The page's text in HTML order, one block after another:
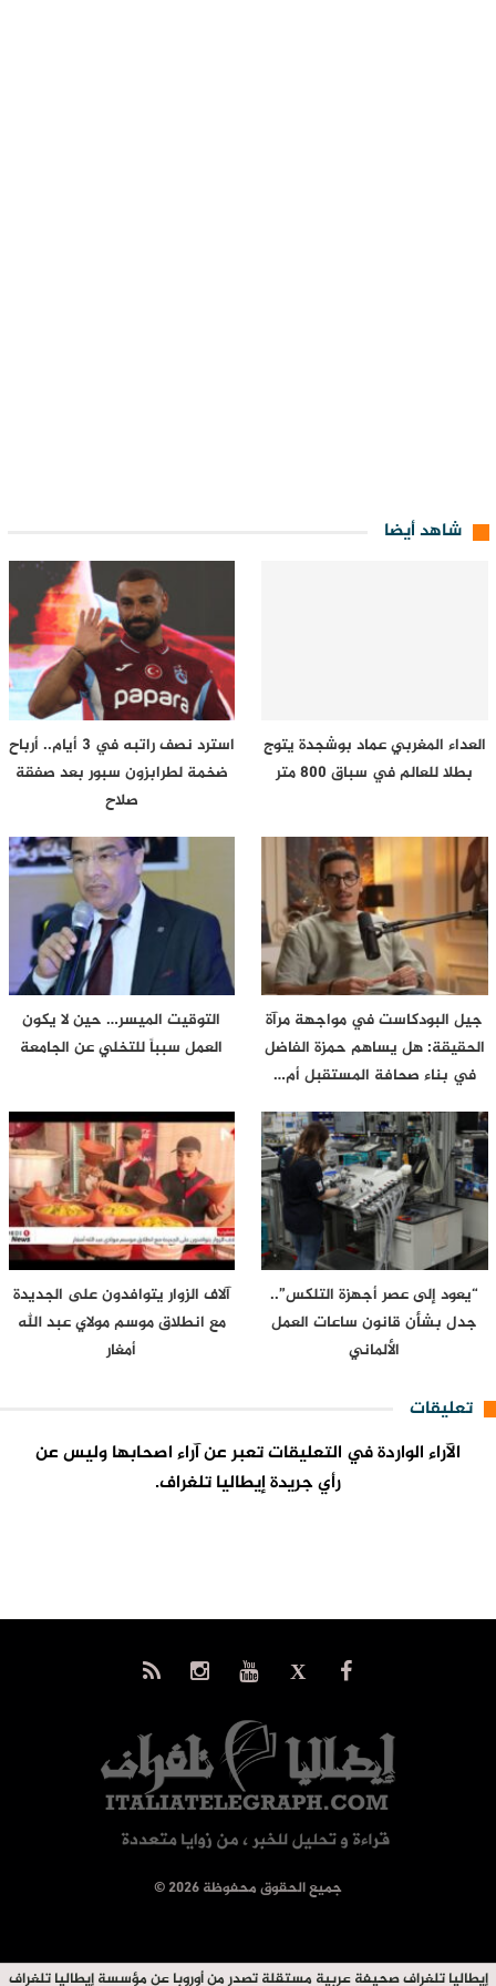
شاهد أيضا
العداء المغربي عماد بوشجدة يتوج
بطلا للعالم في سباق 800 متر
استرد نصف راتبه في 3 أيام.. أرباح
ضخمة لطرابزون سبور بعد صفقة
صلاح
جيل البودكاست في مواجهة مرآة
الحقيقة: هل يساهم حمزة الفاضل
في بناء صحافة المستقبل أم…
التوقيت الميسر… حين لا يكون
العمل سبباً للتخلي عن الجامعة
“يعود إلى عصر أجهزة التلكس”..
جدل بشأن قانون ساعات العمل
الألماني
آلاف الزوار يتوافدون على الجديدة
مع انطلاق موسم مولاي عبد الله
أمغار
تعليقات
الآراء الواردة في التعليقات تعبر عن آراء اصحابها وليس عن
رأي جريدة إيطاليا تلغراف.
© جميع الحقوق محفوظة 2026
إيطاليا تلغراف صحيفة عربية مستقلة تصدر من أوروبا عن مؤسسة إيطاليا تلغراف